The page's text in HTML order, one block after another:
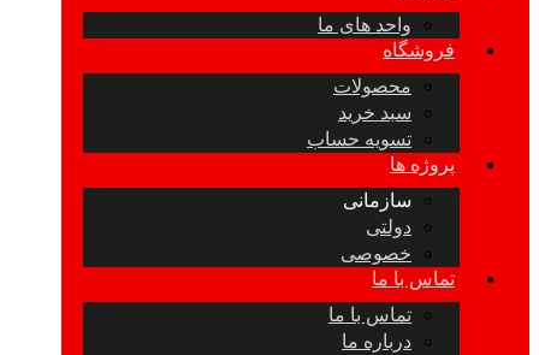
واحد های ما
فروشگاه
محصولات
سبد خرید
تسویه حساب
پروژه ها
سازمانی
دولتی
خصوصی
تماس با ما
تماس با ما
درباره ما